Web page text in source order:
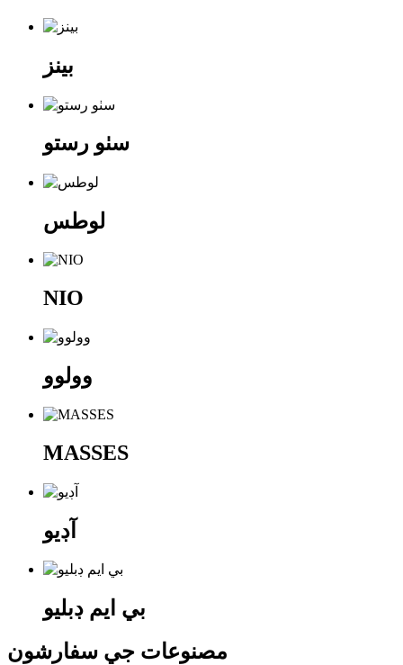
بينز
سٺو رستو
لوطس
NIO
وولوو
MASSES
آڊيو
بي ايم ڊبليو
مصنوعات جي سفارشون